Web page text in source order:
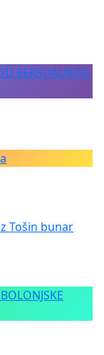
SEKSUALNOG
Tošin bunar